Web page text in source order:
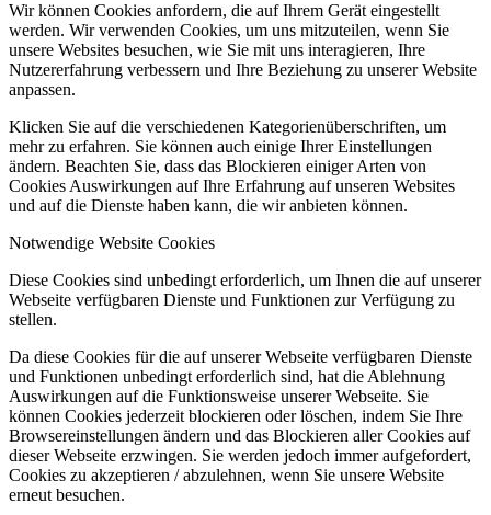
Wir können Cookies anfordern, die auf Ihrem Gerät eingestellt
werden. Wir verwenden Cookies, um uns mitzuteilen, wenn Sie
unsere Websites besuchen, wie Sie mit uns interagieren, Ihre
Nutzererfahrung verbessern und Ihre Beziehung zu unserer Website
anpassen.
Klicken Sie auf die verschiedenen Kategorienüberschriften, um
mehr zu erfahren. Sie können auch einige Ihrer Einstellungen
ändern. Beachten Sie, dass das Blockieren einiger Arten von
Cookies Auswirkungen auf Ihre Erfahrung auf unseren Websites
und auf die Dienste haben kann, die wir anbieten können.
Notwendige Website Cookies
Diese Cookies sind unbedingt erforderlich, um Ihnen die auf unserer
Webseite verfügbaren Dienste und Funktionen zur Verfügung zu
stellen.
Da diese Cookies für die auf unserer Webseite verfügbaren Dienste
und Funktionen unbedingt erforderlich sind, hat die Ablehnung
Auswirkungen auf die Funktionsweise unserer Webseite. Sie
können Cookies jederzeit blockieren oder löschen, indem Sie Ihre
Browsereinstellungen ändern und das Blockieren aller Cookies auf
dieser Webseite erzwingen. Sie werden jedoch immer aufgefordert,
Cookies zu akzeptieren / abzulehnen, wenn Sie unsere Website
erneut besuchen.